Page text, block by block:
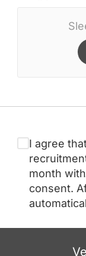
I agree
month
consent.